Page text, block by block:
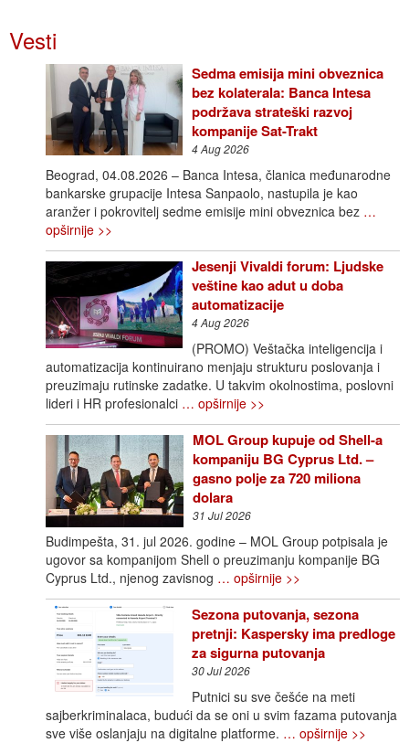
Vesti
Sedma emisija mini obveznica
bez kolaterala: Banca Intesa
podržava strateški razvoj
kompanije Sat-Trakt
4 Aug 2026
Beograd, 04.08.2026 – Banca Intesa, članica međunarodne
bankarske grupacije Intesa Sanpaolo, nastupila je kao
aranžer i pokrovitelj sedme emisije mini obveznica bez …
opširnije >>
Jesenji Vivaldi forum: Ljudske
veštine kao adut u doba
automatizacije
4 Aug 2026
(PROMO) Veštačka inteligencija i
automatizacija kontinuirano menjaju strukturu poslovanja i
preuzimaju rutinske zadatke. U takvim okolnostima, poslovni
lideri i HR profesionalci … opširnije >>
MOL Group kupuje od Shell-a
kompaniju BG Cyprus Ltd. –
gasno polje za 720 miliona
dolara
31 Jul 2026
Budimpešta, 31. jul 2026. godine – MOL Group potpisala je
ugovor sa kompanijom Shell o preuzimanju kompanije BG
Cyprus Ltd., njenog zavisnog … opširnije >>
Sezona putovanja, sezona
pretnji: Kaspersky ima predloge
za sigurna putovanja
30 Jul 2026
Putnici su sve češće na meti
sajberkriminalaca, budući da se oni u svim fazama putovanja
sve više oslanjaju na digitalne platforme. … opširnije >>